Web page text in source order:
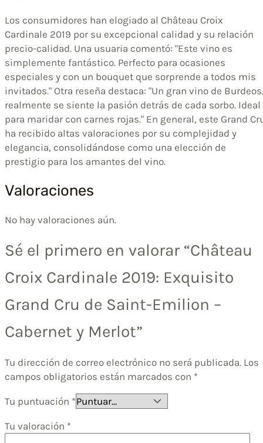
Los consumidores han elogiado al Château Croix
Cardinale 2019 por su excepcional calidad y su relación
precio-calidad. Una usuaria comentó: "Este vino es
simplemente fantástico. Perfecto para ocasiones
especiales y con un bouquet que sorprende a todos mis
invitados." Otra reseña destaca: "Un gran vino de
realmente se siente la pasión detrás de cada sorbo. Ideal
para maridar con carnes rojas." En general, este Grand
ha recibido altas valoraciones por su complejidad y
elegancia, consolidándose como una elección de
prestigio para los amantes del vino.
Valoraciones
No hay valoraciones aún.
Sé el primero en valorar “Château
Croix Cardinale 2019: Exquisito
Grand Cru de Saint-Emilion –
Cabernet y Merlot”
Tu dirección de correo electrónico no será publicada. Los
campos obligatorios están marcados con *
Tu puntuación *
Tu valoración *